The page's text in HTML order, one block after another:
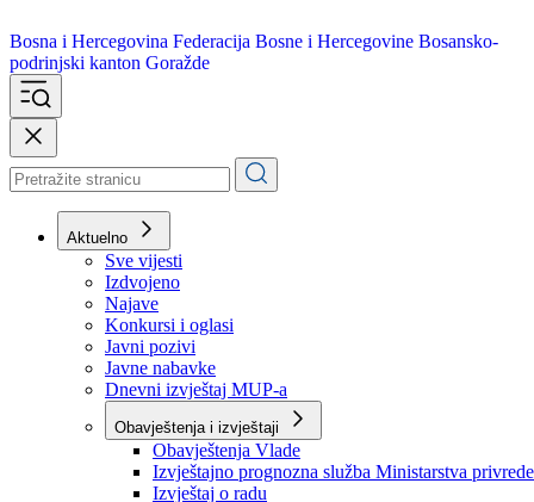
Bosna i Hercegovina
podrinjski kanton Goražde
Aktuelno
Sve vijesti
Izdvojeno
Najave
Konkursi i oglasi
Javni pozivi
Javne nabavke
Dnevni izvještaj MUP-a
Obavještenja i izvještaji